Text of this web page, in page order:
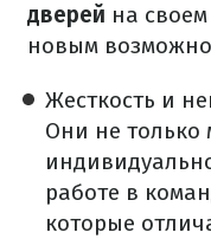
дверей на
новым
Жесткость и
Они не только
работе в
которые